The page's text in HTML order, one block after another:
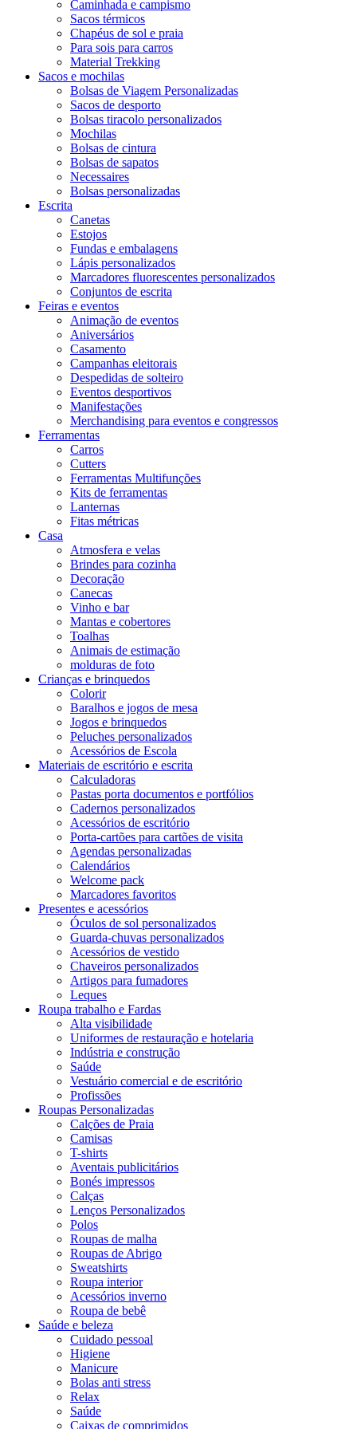
Caminhada e campismo
Sacos térmicos
Chapéus de sol e praia
Para sois para carros
Material Trekking
Sacos e mochilas
Bolsas de Viagem Personalizadas
Sacos de desporto
Bolsas tiracolo personalizados
Mochilas
Bolsas de cintura
Bolsas de sapatos
Necessaires
Bolsas personalizadas
Escrita
Canetas
Estojos
Fundas e embalagens
Lápis personalizados
Marcadores fluorescentes personalizados
Conjuntos de escrita
Feiras e eventos
Animação de eventos
Aniversários
Casamento
Campanhas eleitorais
Despedidas de solteiro
Eventos desportivos
Manifestações
Merchandising para eventos e congressos
Ferramentas
Carros
Cutters
Ferramentas Multifunções
Kits de ferramentas
Lanternas
Fitas métricas
Casa
Atmosfera e velas
Brindes para cozinha
Decoração
Canecas
Vinho e bar
Mantas e cobertores
Toalhas
Animais de estimação
molduras de foto
Crianças e brinquedos
Colorir
Baralhos e jogos de mesa
Jogos e brinquedos
Peluches personalizados
Acessórios de Escola
Materiais de escritório e escrita
Calculadoras
Pastas porta documentos e portfólios
Cadernos personalizados
Acessórios de escritório
Porta-cartões para cartões de visita
Agendas personalizadas
Calendários
Welcome pack
Marcadores favoritos
Presentes e acessórios
Óculos de sol personalizados
Guarda-chuvas personalizados
Acessórios de vestido
Chaveiros personalizados
Artigos para fumadores
Leques
Roupa trabalho e Fardas
Alta visibilidade
Uniformes de restauração e hotelaria
Indústria e construção
Saúde
Vestuário comercial e de escritório
Profissões
Roupas Personalizadas
Calções de Praia
Camisas
T-shirts
Aventais publicitários
Bonés impressos
Calças
Lenços Personalizados
Polos
Roupas de malha
Roupas de Abrigo
Sweatshirts
Roupa interior
Acessórios inverno
Roupa de bebê
Saúde e beleza
Cuidado pessoal
Higiene
Manicure
Bolas anti stress
Relax
Saúde
Caixas de comprimidos